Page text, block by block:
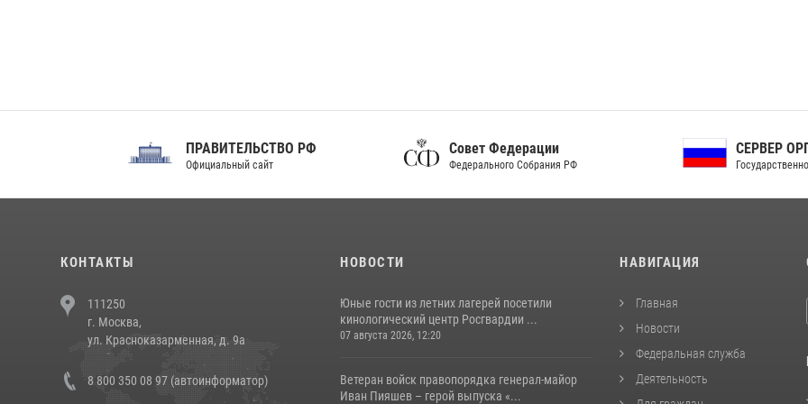
ПРАВИТЕЛЬСТВО РФ
Официальный сайт
Совет Федерации
Федерального Собрания РФ
СЕРВЕР ОРГАНОВ
Государственной власти РФ
КОНТАКТЫ
111250
г. Москва,
ул. Красноказарменная, д. 9а
8 800 350 08 97 (автоинформатор)
НОВОСТИ
Юные гости из летних лагерей посетили
кинологический центр Росгвардии ...
07 августа 2026, 12:20
Ветеран войск правопорядка генерал-майор
Иван Пияшев – герой выпуска «...
НАВИГАЦИЯ
Главная
Новости
Федеральная служба
Деятельность